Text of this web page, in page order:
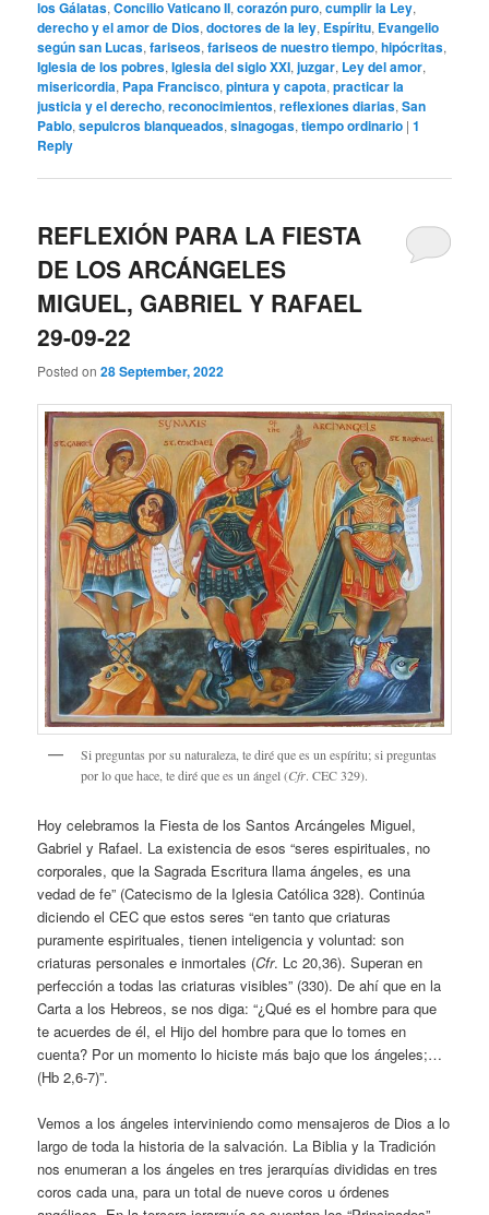
los Gálatas,Concilio Vaticano II,corazón puro,cumplir la Ley,
derecho y el amor de Dios,doctores de la ley, Espíritu, Evangelio
según san Lucas,fariseos,fariseos de nuestro tiempo,hipócritas,
Iglesia de los pobres,Iglesia del siglo XXI,juzgar, Ley del amor,
misericordia, Papa Francisco,pintura y capota,practicar la
justicia y el derecho,reconocimientos,reflexiones diarias,San
Pablo,sepulcros blanqueados,sinagogas,tiempo ordinario |1
Reply
REFLEXIÓN PARA LA FIESTA
DE LOS ARCÁNGELES
MIGUEL, GABRIEL Y RAFAEL
29-09-22
Posted on28 September, 2022
Si preguntas por su naturaleza, te diré que es un espíritu; si preguntas
por lo que hace, te diré que es un ángel (Cfr. CEC 329).
Hoy celebramos la Fiesta de los Santos Arcángeles Miguel,
Gabriel y Rafael. La existencia de esos “seres espirituales, no
corporales, que la Sagrada Escritura llama ángeles, es una
vedad de fe” (Catecismo de la Iglesia Católica 328). Continúa
diciendo el CEC que estos seres “en tanto que criaturas
puramente espirituales, tienen inteligencia y voluntad: son
criaturas personales e inmortales (Cfr. Lc 20,36). Superan en
perfección a todas las criaturas visibles” (330). De ahí que en la
Carta a los Hebreos, se nos diga: “¿Qué es el hombre para que
te acuerdes de él, el Hijo del hombre para que lo tomes en
cuenta? Por un momento lo hiciste más bajo que los ángeles;…
(Hb 2,6-7)”.
Vemos a los ángeles interviniendo como mensajeros de Dios a lo
largo de toda la historia de la salvación. La Biblia y la Tradición
nos enumeran a los ángeles en tres jerarquías divididas en tres
coros cada una, para un total de nueve coros u órdenes